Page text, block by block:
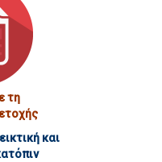
τη
και